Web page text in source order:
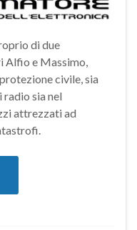
di due
Alfio e Massimo,
civile, sia
sia nel
attrezzati ad